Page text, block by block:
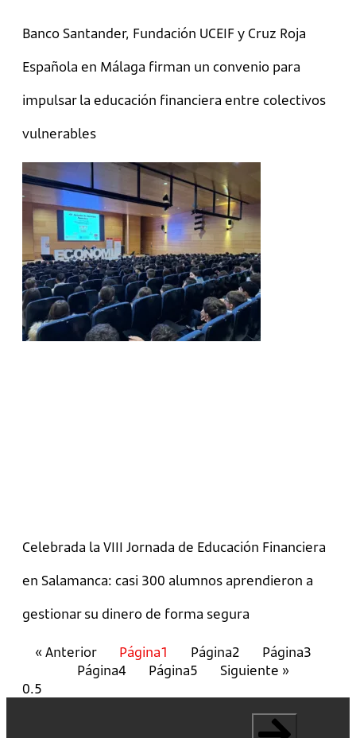
Banco Santander, Fundación UCEIF y Cruz Roja
Española en Málaga firman un convenio para
impulsar la educación financiera entre colectivos
vulnerables
Celebrada la VIII Jornada de Educación Financiera
en Salamanca: casi 300 alumnos aprendieron a
gestionar su dinero de forma segura
« Anterior Página1 Página2 Página3
Página4 Página5 Siguiente »